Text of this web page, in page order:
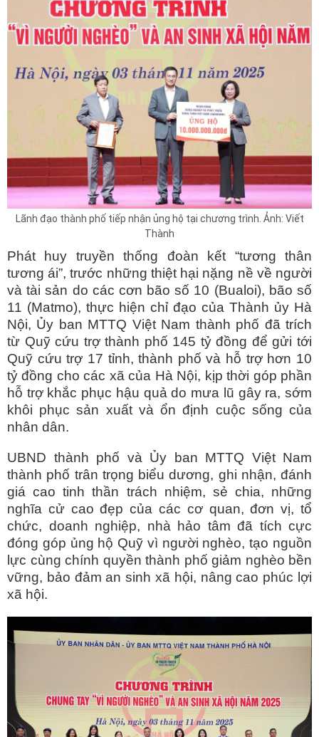
Lãnh đạo thành phố tiếp nhận ủng hộ tại chương trình. Ảnh: Viết
Thành
Phát huy truyền thống đoàn kết “tương thân
tương ái”, trước những thiệt hại nặng nề về người
và tài sản do các cơn bão số 10 (Bualoi), bão số
11 (Matmo), thực hiện chỉ đạo của Thành ủy Hà
Nội, Ủy ban MTTQ Việt Nam thành phố đã trích
từ Quỹ cứu trợ thành phố 145 tỷ đồng để gửi tới
Quỹ cứu trợ 17 tỉnh, thành phố và hỗ trợ hơn 10
tỷ đồng cho các xã của Hà Nội, kịp thời góp phần
hỗ trợ khắc phục hậu quả do mưa lũ gây ra, sớm
khôi phục sản xuất và ổn định cuộc sống của
nhân dân.
UBND thành phố và Ủy ban MTTQ Việt Nam
thành phố trân trọng biểu dương, ghi nhận, đánh
giá cao tinh thần trách nhiệm, sẻ chia, những
nghĩa cử cao đẹp của các cơ quan, đơn vị, tổ
chức, doanh nghiệp, nhà hảo tâm đã tích cực
đóng góp ủng hộ Quỹ vì người nghèo, tạo nguồn
lực cùng chính quyền thành phố giảm nghèo bền
vững, bảo đảm an sinh xã hội, nâng cao phúc lợi
xã hội.